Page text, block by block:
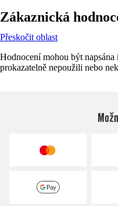
Zákaznická
Přeskočit oblast
Hodnocení mohou být
prokazatelně nepoužili nebo